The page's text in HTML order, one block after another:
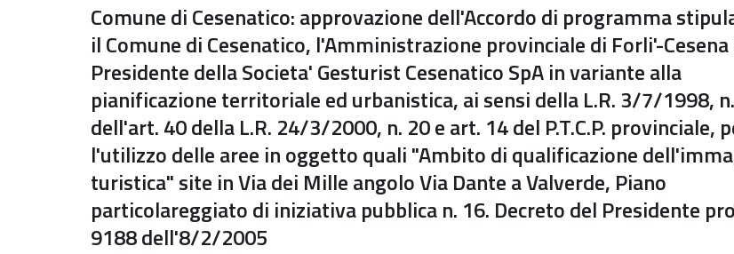
Comune di Cesenatico: approvazione dell'Accordo di programma
il Comune di Cesenatico, l'Amministrazione provinciale di Forli'-Cesena
Presidente della Societa' Gesturist Cesenatico SpA in variante alla
pianificazione territoriale ed urbanistica, ai sensi della L.R. 3/7/1998,
dell'art. 40 della L.R. 24/3/2000, n. 20 e art. 14 del P.T.C.P. provinciale,
l'utilizzo delle aree in oggetto quali "Ambito di qualificazione
turistica" site in Via dei Mille angolo Via Dante a Valverde, Piano
particolareggiato di iniziativa pubblica n. 16. Decreto del Presidente
9188 dell'8/2/2005